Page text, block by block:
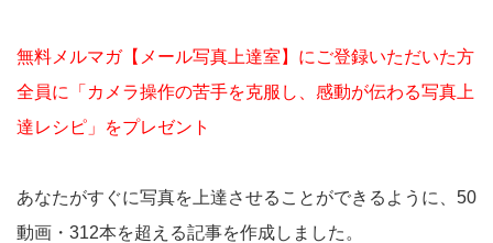
無料メルマガ【メール写真上達室】にご登録いただいた方
全員に「カメラ操作の苦手を克服し、感動が伝わる写真上
達レシピ」をプレゼント
あなたがすぐに写真を上達させることができるように、50
動画・312本を超える記事を作成しました。